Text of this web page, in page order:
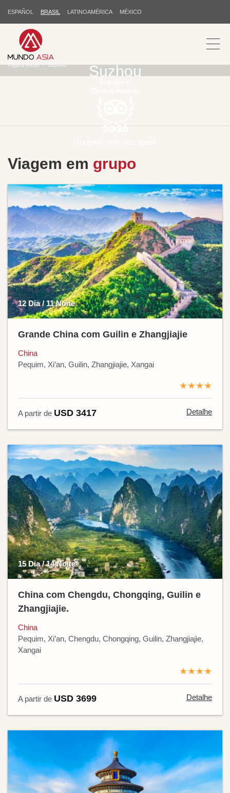
ESPAÑOL BRASIL LATINOAMÉRICA MÉXICO
Suzhou
Página inicial Suzhou
Viagem em grupo
12 Dia / 11 Noite
Grande China com Guilin e Zhangjiajie
China
Pequim, Xi’an, Guilin, Zhangjiajie, Xangai
★★★★
A partir de USD 3417 Detalhe
15 Dia / 14 Noite
China com Chengdu, Chongqing, Guilin e
Zhangjiajie.
China
Pequim, Xi’an, Chengdu, Chongqing, Guilin, Zhangjiajie,
Xangai
★★★★
A partir de USD 3699 Detalhe